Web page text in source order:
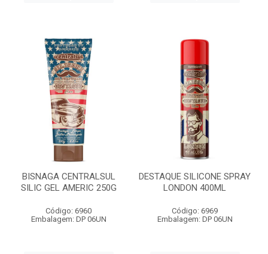
BISNAGA CENTRALSUL
SILIC GEL AMERIC 250G
Código: 6960
Embalagem: DP 06UN
DESTAQUE SILICONE SPRAY
LONDON 400ML
Código: 6969
Embalagem: DP 06UN